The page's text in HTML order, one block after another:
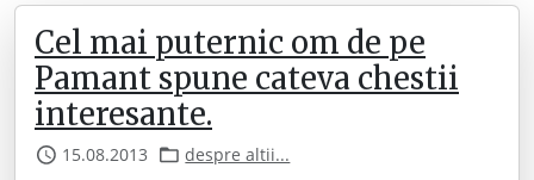
Cel mai puternic om de pe
Pamant spune cateva chestii
interesante.
15.08.2013 despre altii...